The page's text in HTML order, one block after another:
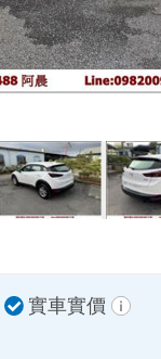
實車實價